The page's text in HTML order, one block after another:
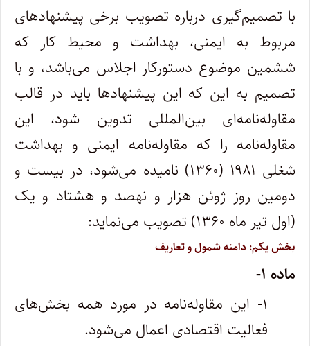
با تصمیم‌گیری درباره تصویب برخی پیشنهادهای
مربوط به ایمنی، بهداشت و محیط کار که
ششمین موضوع دستورکار اجلاس می‌باشد، و با
تصمیم به این که این پیشنهادها باید در قالب
مقاوله‌نامه‌ای بین‌المللی تدوین شود، این
مقاوله‌نامه را که مقاوله‌نامه ایمنی و بهداشت
شغلی ۱۹۸۱ (۱۳۶۰) نامیده می‌شود، در بیست و
دومین روز ژوئن هزار و نهصد و هشتاد و یک
(اول تیر ماه ۱۳۶۰) تصویب می‌نماید:
بخش یکم: دامنه شمول و تعاریف
ماده ۱-
۱- این مقاوله‌نامه در مورد همه بخش‌های
فعالیت اقتصادی اعمال می‌شود.